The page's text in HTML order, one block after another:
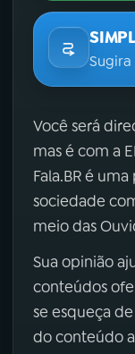
Você será
mas é com a
Fala.BR é
sociedade
meio das
Sua opinião
conteúdos
se esqueça
do conteúdo